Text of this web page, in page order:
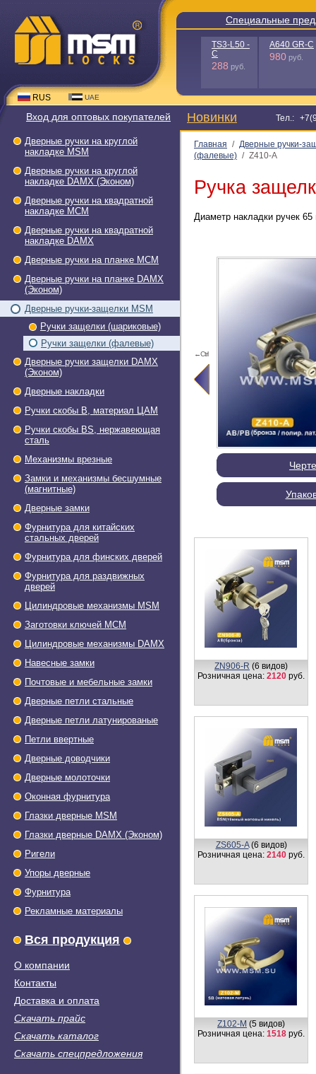
RUS UAE
TS3-
L50
Вход для оптовых покупателей
Дверные ручки на круглой
накладке МSМ
Дверные ручки на круглой
накладке DAMX (Эконом)
Дверные ручки на квадратной
накладке МСМ
Дверные ручки на квадратной
накладке DAMX
Дверные ручки на планке МСМ
Дверные ручки на планке DAMX
(Эконом)
Дверные ручки-защелки МSМ
Ручки защелки (шариковые)
Ручки защелки (фалевые)
Дверные ручки защелки DAMX
(Эконом)
Дверные накладки
Ручки скобы В, материал ЦАМ
Ручки скобы BS, нержавеющая
сталь
Механизмы врезные
Замки и механизмы бесшумные
(магнитные)
Дверные замки
Фурнитура для китайских
стальных дверей
Фурнитура для финских дверей
Фурнитура для раздвижных
дверей
Цилиндровые механизмы MSM
Заготовки ключей МСМ
Цилиндровые механизмы DAMX
Навесные замки
Почтовые и мебельные замки
Дверные петли стальные
Дверные петли латунированые
Петли ввертные
Дверные доводчики
Дверные молоточки
Оконная фурнитура
Глазки дверные МSМ
Глазки дверные DAMX (Эконом)
Ригели
Упоры дверные
Фурнитура
Рекламные материалы
Вся продукция
О компании
Контакты
Доставка и оплата
Скачать прайс
Скачать каталог
Скачать спецпредложения
Новинки
Главная / Дверные ручки-
(фалевые) / Z410-A
Ручка
Диаметр накладки ручек
←Ctrl
ZN906-R(6 видов)
Z102-R(6 видов)
Z103-А(6 видов)